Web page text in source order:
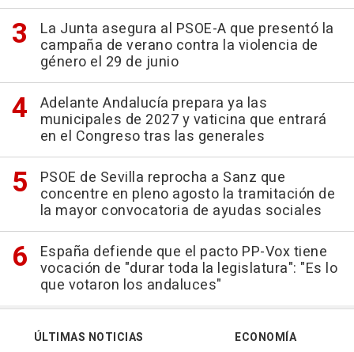
La Junta asegura al PSOE-A que presentó la
campaña de verano contra la violencia de
género el 29 de junio
Adelante Andalucía prepara ya las
municipales de 2027 y vaticina que entrará
en el Congreso tras las generales
PSOE de Sevilla reprocha a Sanz que
concentre en pleno agosto la tramitación de
la mayor convocatoria de ayudas sociales
España defiende que el pacto PP-Vox tiene
vocación de "durar toda la legislatura": "Es lo
que votaron los andaluces"
ÚLTIMAS NOTICIAS
ECONOMÍA